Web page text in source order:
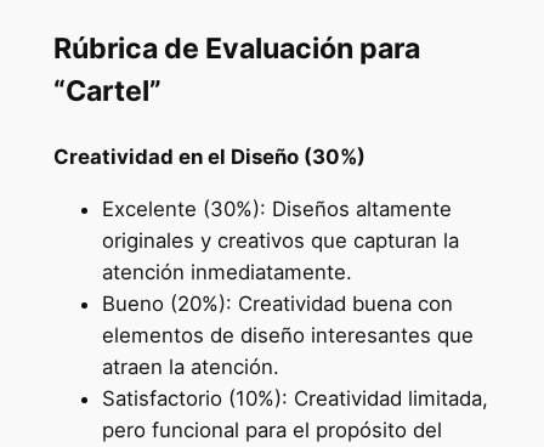
Rúbrica de Evaluación para
“Cartel”
Creatividad en el Diseño (30%)
Excelente (30%): Diseños altamente
originales y creativos que capturan la
atención inmediatamente.
Bueno (20%): Creatividad buena con
elementos de diseño interesantes que
atraen la atención.
Satisfactorio (10%): Creatividad limitada,
pero funcional para el propósito del